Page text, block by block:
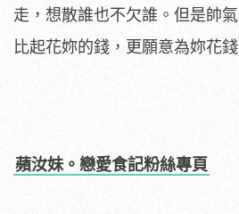
走，想散誰也不欠誰。但是帥
比起花妳的錢，更願意為妳花錢
蘋汝妹。戀愛食記粉絲專頁